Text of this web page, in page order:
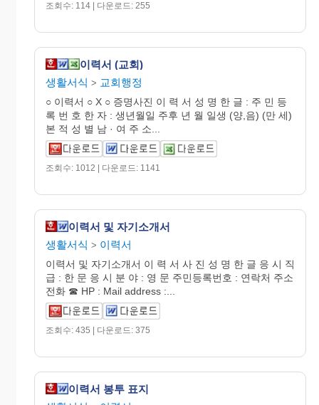
조회수: 114 | 다운로드: 255
이력서 (교회)
생활서식 > 교회행정
○ 이력서 ○ X ○ 증명사진 이 력 서 성 명 한 글 : 주 민 등
록 번 호 한 자 : 생년월일 주후 년 월 일생 (양,음) (만 세)
본 적 성 별 남 · 여 주 소...
조회수: 1012 | 다운로드: 1141
이력서 및 자기소개서
생활서식 > 이력서
이력서 및 자기소개서 이 력 서 사 진 성 명 한 글 응 시 직
급 : 한 문 응 시 분 야 : 영 문 주민등록번호 : 연락처 주소
전화 ☎ HP : Mail address :...
조회수: 435 | 다운로드: 375
이력서 봉투 표지